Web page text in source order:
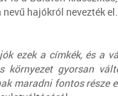
hajókról nevezték el.
ezek a címkék, és a
gyorsan
maradni fontos része